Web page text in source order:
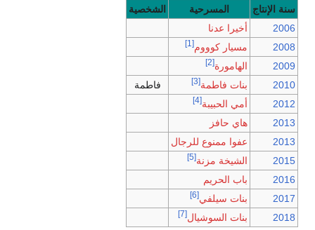
سنة الإنتاج المسرحية
الشخصية
2006
أخيرا عدنا
2008
مسيار كوووم[1]
2009 الهامورة[2]
2010 بنات فاطمة[3]
فاطمة
2012
أمي الحبيبة[4]
2013
هاي حافز
2013
عفوا ممنوع للرجال
2015
الشيخة مزنة[5]
2016
باب الحريم
2017
بنات سيلفي[6]
2018 بنات السوشيال[7]